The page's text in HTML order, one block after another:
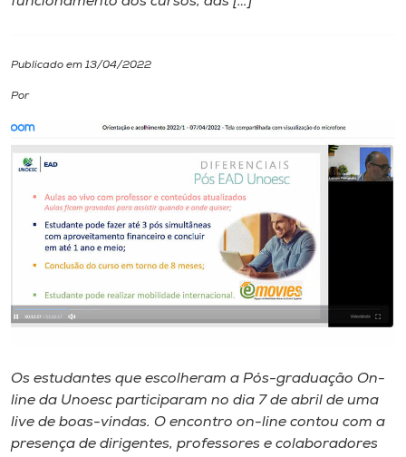
Biblioteca
Editora
Rádio
Museu
Unoesc
Store
Publicado em 13/04/2022
Por
Os estudantes que escolheram a Pós-graduação On-
line da Unoesc participaram no dia 7 de abril de uma
live de boas-vindas. O encontro on-line contou com a
presença de dirigentes, professores e colaboradores